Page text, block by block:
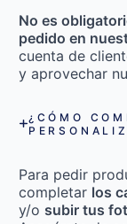
No es
pedido en
cuenta de
y aprovechar
¿CÓMO
Para pedir
completar los
y/o subir tus